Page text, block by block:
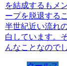
を結成するもメ
ープを脱退する
半世紀近い流れ
白しています。
んなことなので